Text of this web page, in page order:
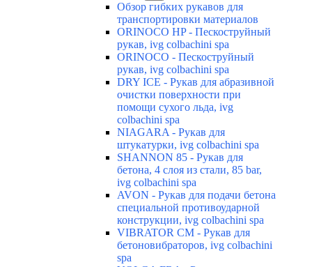
Обзор гибких рукавов для
транспортировки материалов
ORINOCO HP - Пескоструйный
рукав, ivg colbachini spa
ORINOCO - Пескоструйный
рукав, ivg colbachini spa
DRY ICE - Рукав для абразивной
очистки поверхности при
помощи сухого льда, ivg
colbachini spa
NIAGARA - Рукав для
штукатурки, ivg colbachini spa
SHANNON 85 - Рукав для
бетона, 4 слоя из стали, 85 bar,
ivg colbachini spa
AVON - Рукав для подачи бетона
специальной противоударной
конструкции, ivg colbachini spa
VIBRATOR CM - Рукав для
бетоновибраторов, ivg colbachini
spa